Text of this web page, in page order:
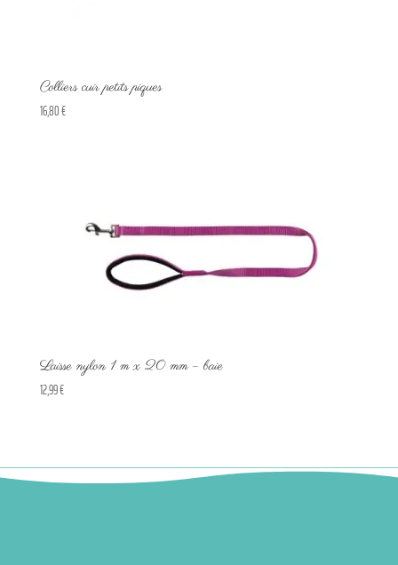
Colliers cuir petits piques
16,80€
Laisse nylon 1 m x 20 mm – baie
12,99€